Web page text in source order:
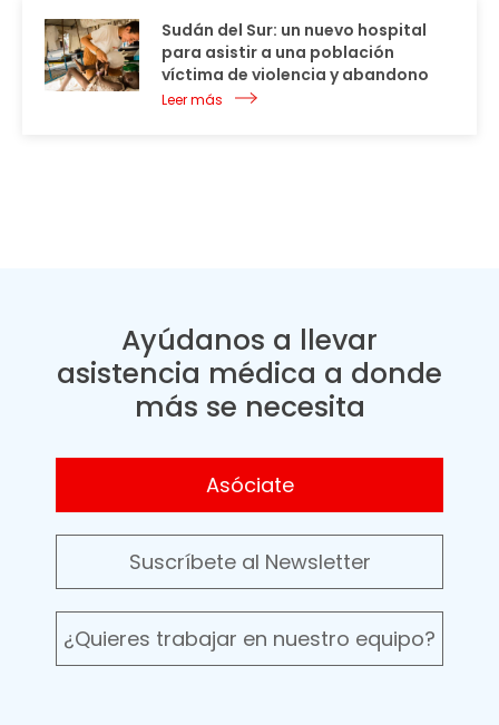
Sudán del Sur: un nuevo hospital
para asistir a una población
víctima de violencia y abandono
Leer más
Ayúdanos a llevar
asistencia médica a donde
más se necesita
Asóciate
Suscríbete al Newsletter
¿Quieres trabajar en nuestro equipo?